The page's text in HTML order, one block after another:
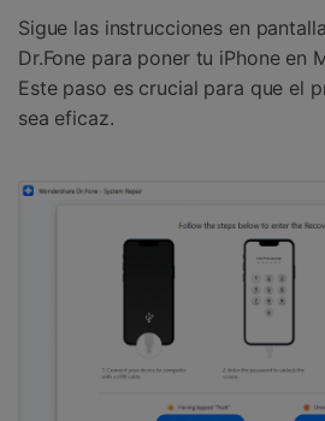
Sigue las instrucciones en
Dr.Fone para poner tu iPhone en
Este paso es crucial para que el
sea eficaz.